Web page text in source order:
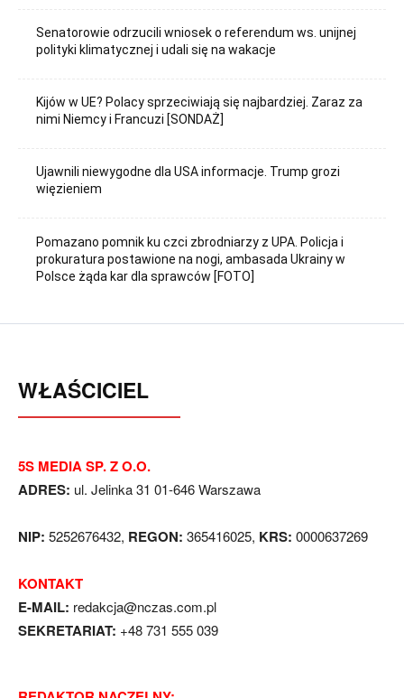
Senatorowie odrzucili wniosek o referendum ws. unijnej
polityki klimatycznej i udali się na wakacje
Kijów w UE? Polacy sprzeciwiają się najbardziej. Zaraz za
nimi Niemcy i Francuzi [SONDAŻ]
Ujawnili niewygodne dla USA informacje. Trump grozi
więzieniem
Pomazano pomnik ku czci zbrodniarzy z UPA. Policja i
prokuratura postawione na nogi, ambasada Ukrainy w
Polsce żąda kar dla sprawców [FOTO]
WŁAŚCICIEL
5S MEDIA SP. Z O.O.
ADRES: ul. Jelinka 31 01-646 Warszawa
NIP: 5252676432, REGON: 365416025, KRS: 0000637269
KONTAKT
E-MAIL: redakcja@nczas.com.pl
SEKRETARIAT: +48 731 555 039